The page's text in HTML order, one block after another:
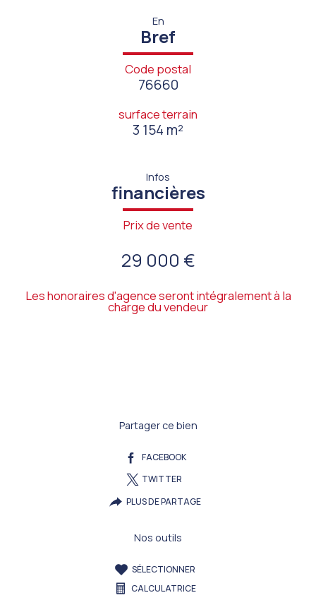
En
Bref
Code postal
76660
surface terrain
3 154 m²
Infos
financières
Prix de vente
29 000 €
Les honoraires d'agence seront intégralement à la
charge du vendeur
Partager ce bien
FACEBOOK
TWITTER
PLUS DE PARTAGE
Nos outils
SÉLECTIONNER
CALCULATRICE